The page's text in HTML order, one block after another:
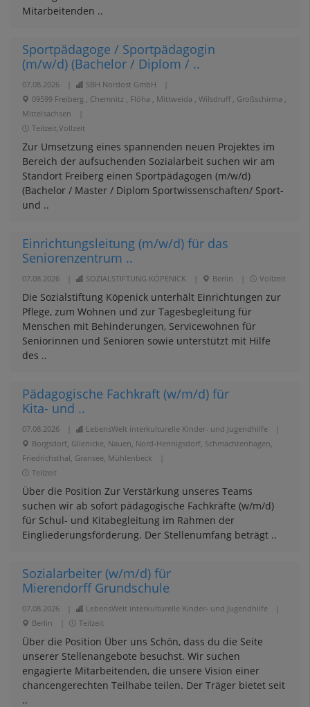
Mitarbeitenden ..
Sportpädagoge / Sportpädagogin
(m/w/d) (Bachelor / Diplom / ..
07.08.2026 SBH Nordost GmbH
09599 Freiberg , Chemnitz , Flöha , Mittweida , Wilsdruff , Großschirma ,
Mittelsachsen
Teilzeit,Vollzeit
Zur Umsetzung eines spannenden neuen Projektes im
Bereich der aufsuchenden Sozialarbeit suchen wir am
Standort Freiberg einen Sportpädagogen (m/w/d)
(Bachelor / Master / Diplom Sportwissenschaften/ Sport-
und ..
Einrichtungsleitung (m/w/d) für das
Seniorenzentrum ..
07.08.2026 SOZIALSTIFTUNG KÖPENICK Berlin Vollzeit
Die Sozialstiftung Köpenick unterhält Einrichtungen zur
Pflege, zum Wohnen und zur Tagesbegleitung für
Menschen mit Behinderungen, Servicewohnen für
Seniorinnen und Senioren sowie unterstützt mit Hilfe
des ..
Pädagogische Fachkraft (w/m/d) für
Kita- und ..
07.08.2026 LebensWelt interkulturelle Kinder- und Jugendhilfe
Borgsdorf, Glienicke, Nauen, Nord-Hennigsdorf, Schmachtenhagen,
Friedrichsthal, Gransee, Mühlenbeck
Teilzeit
Über die Position Zur Verstärkung unseres Teams
suchen wir ab sofort pädagogische Fachkräfte (w/m/d)
für Schul- und Kitabegleitung im Rahmen der
Eingliederungsförderung. Der Stellenumfang beträgt ..
Sozialarbeiter (w/m/d) für
Mierendorff Grundschule
07.08.2026 LebensWelt interkulturelle Kinder- und Jugendhilfe
Berlin
Teilzeit
Über die Position Über uns Schön, dass du die Seite
unserer Stellenangebote besuchst. Wir suchen
engagierte Mitarbeitenden, die unsere Vision einer
chancengerechten Teilhabe teilen. Der Träger bietet seit
..